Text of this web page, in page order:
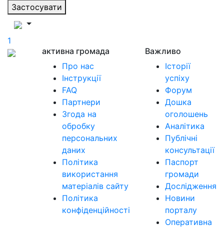
Застосувати
1
активна громада
Про нас
Інструкції
FAQ
Партнери
Згода на
обробку
персональних
даних
Політика
використання
матеріалів сайту
Політика
конфіденційності
Важливо
Історії
успіху
Форум
Дошка
оголошень
Аналітика
Публічні
консультації
Паспорт
громади
Дослідження
Новини
порталу
Оперативна